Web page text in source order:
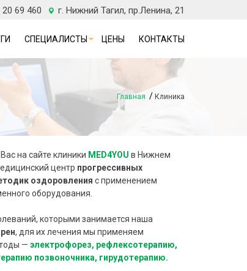
г. Нижний Тагил, пр.Ленина, 21
69 460
СПЕЦИАЛИСТЫ ЦЕНЫ КОНТАКТЫ
Главная Клиника
на сайте клиники MED4YOU в Нижнем
центр прогрессивных
оздоровления с применением
оборудования.
которыми занимается наша
, для их лечения мы применяем
— электрофорез, рефлексотерапию,
позвоночника, гирудотерапию.